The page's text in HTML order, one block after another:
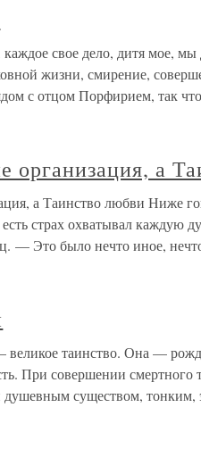
свое дело, дитя мое,
жизни, смирение,
с отцом Порфирием, так
организация, а
а Таинство любви Ниже
страх охватывал каждую
— Это было нечто иное,
таинство. Она —
При совершении смертного
существом,